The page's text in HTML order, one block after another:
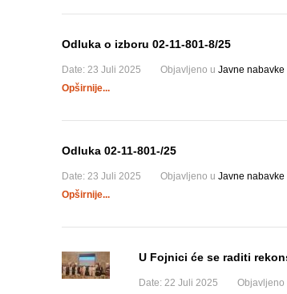
Odluka o izboru 02-11-801-8/25
Date: 23 Juli 2025 Objavljeno u Javne nabavke
Opširnije...
Odluka 02-11-801-/25
Date: 23 Juli 2025 Objavljeno u Javne nabavke
Opširnije...
U Fojnici će se raditi
Date: 22 Juli 2025 Objavljeno